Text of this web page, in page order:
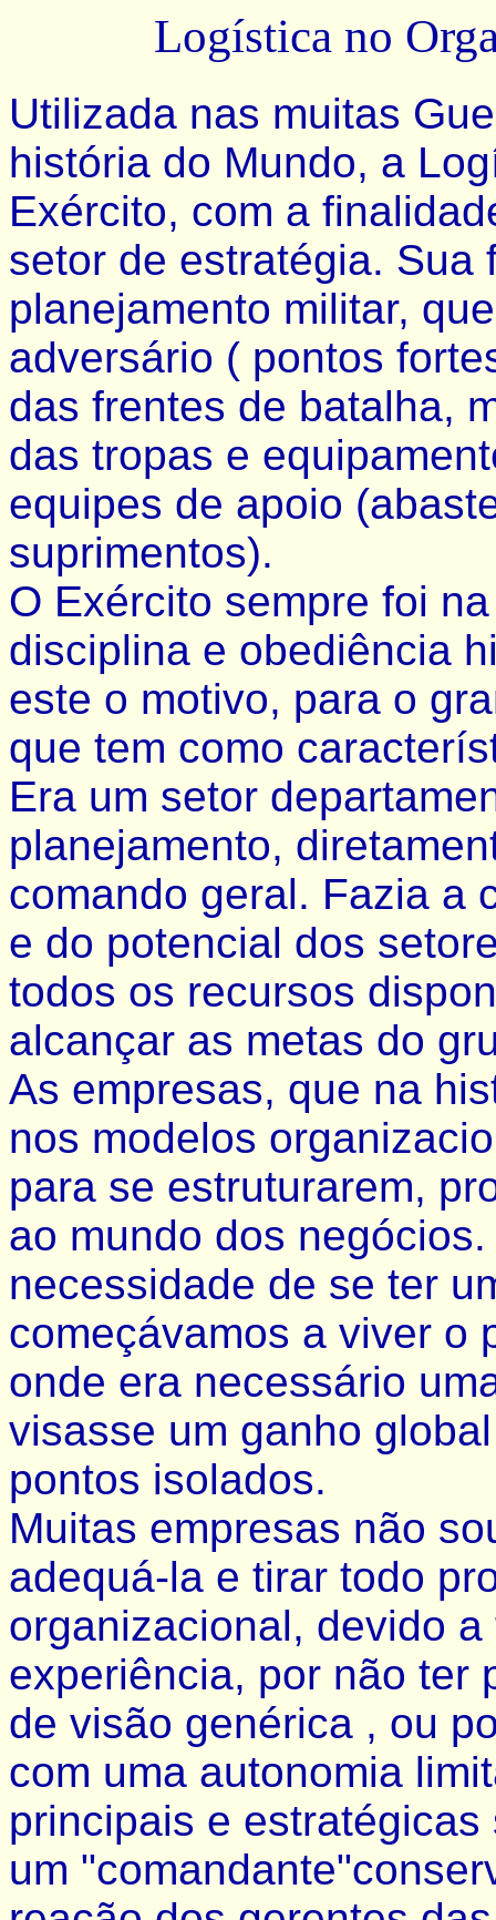
Logística no
Utilizada nas muitas
história do Mundo, a
Exército, com a
setor de estratégia. Sua
planejamento militar,
adversário ( pontos
das frentes de batalha,
das tropas e
equipes de apoio
suprimentos).
O Exército sempre foi
disciplina e obediência
este o motivo, para o
que tem como
Era um setor
planejamento,
comando geral. Fazia a
e do potencial dos
todos os recursos
alcançar as metas do
As empresas, que na
nos modelos
para se estruturarem,
ao mundo dos
necessidade de se ter
começávamos a viver o
onde era necessário
visasse um ganho
pontos isolados.
Muitas empresas não
adequá-la e tirar todo
organizacional, devido
experiência, por não ter
de visão genérica , ou
com uma autonomia
principais e
um